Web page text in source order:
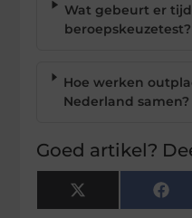
Wat gebeurt er
beroepskeuzetest?
Hoe werken
Nederland samen?
Goed artikel?
X
(Twitter)